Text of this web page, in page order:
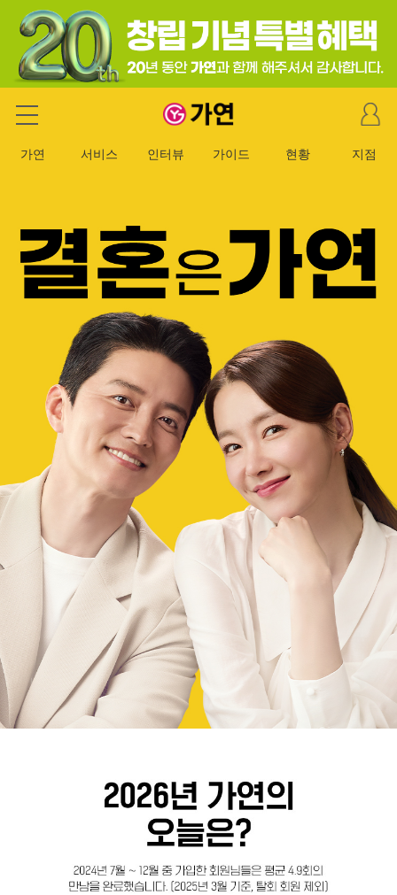
가연 결혼정보회사
마
이
이
가연 서비스 인터뷰 가이드 현황 지점